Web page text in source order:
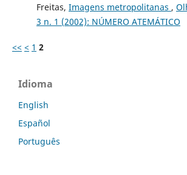
Freitas, Imagens metropolitanas ,
3 n. 1 (2002): NÚMERO ATEMÁTICO
<< < 1 2
Idioma
English
Español
Português